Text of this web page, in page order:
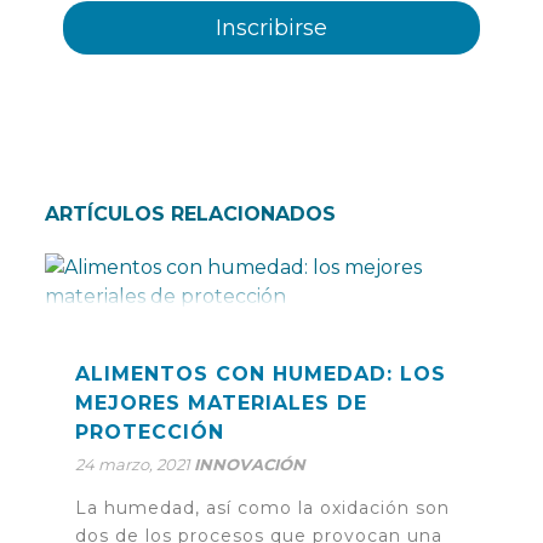
ARTÍCULOS RELACIONADOS
ALIMENTOS CON HUMEDAD: LOS
MEJORES MATERIALES DE
PROTECCIÓN
24 marzo, 2021 INNOVACIÓN
La humedad, así como la oxidación son
dos de los procesos que provocan una